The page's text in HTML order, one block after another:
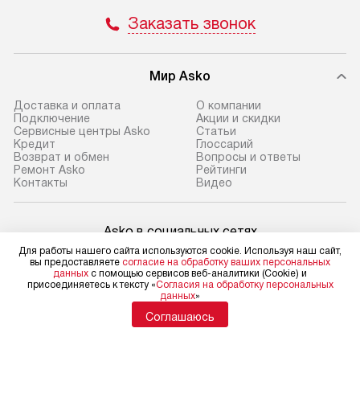
Заказать звонок
Мир Asko
Доставка и оплата
Подключение
Сервисные центры Asko
Кредит
Возврат и обмен
Ремонт Asko
Контакты
О компании
Акции и скидки
Статьи
Глоссарий
Вопросы и ответы
Рейтинги
Видео
Asko в социальных сетях
Для физических лиц
shop@asko-russia.ru
Для юридических лиц
Для работы нашего сайта используются cookie. Используя наш сайт,
вы предоставляете согласие на обработку ваших персональных
данных с помощью сервисов веб-аналитики (Cookie) и
присоединяетесь к тексту «Согласия на обработку персональных
данных»
Соглашаюсь